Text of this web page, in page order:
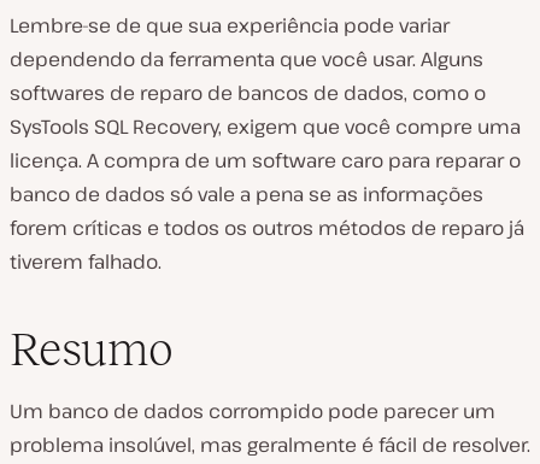
Lembre-se de que sua experiência pode variar
dependendo da ferramenta que você usar. Alguns
softwares de reparo de bancos de dados, como o
SysTools SQL Recovery, exigem que você compre uma
licença. A compra de um software caro para reparar o
banco de dados só vale a pena se as informações
forem críticas e todos os outros métodos de reparo já
tiverem falhado.
Resumo
Um banco de dados corrompido pode parecer um
problema insolúvel, mas geralmente é fácil de resolver.